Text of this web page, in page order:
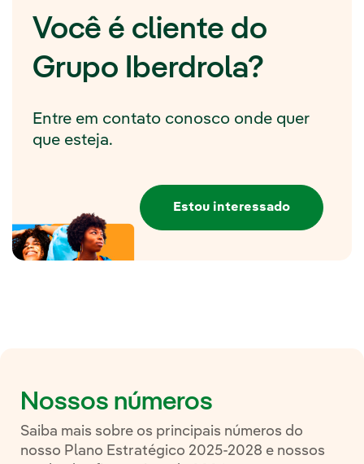
Você é cliente do
Grupo Iberdrola?
Entre em contato conosco onde quer
que esteja.
Estou interessado
Nossos números
Saiba mais sobre os principais números do
nosso Plano Estratégico 2025-2028 e nossos